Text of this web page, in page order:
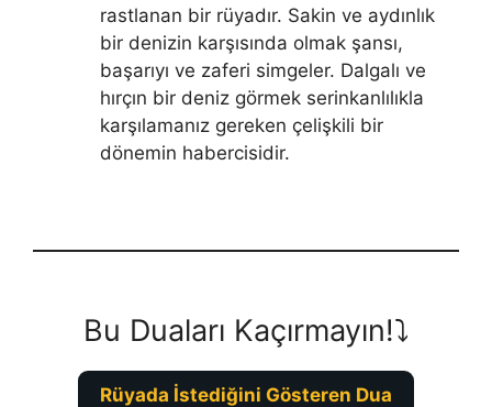
rastlanan bir rüyadır. Sakin ve aydınlık
bir denizin karşısında olmak şansı,
başarıyı ve zaferi simgeler. Dalgalı ve
hırçın bir deniz görmek serinkanlılıkla
karşılamanız gereken çelişkili bir
dönemin habercisidir.
Bu Duaları Kaçırmayın!⤵️
Rüyada İstediğini Gösteren Dua